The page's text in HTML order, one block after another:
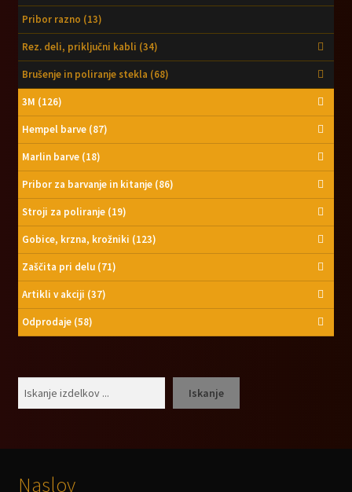
Pribor razno (13)
Rez. deli, priključni kabli (34)
Brušenje in poliranje stekla (68)
3M (126)
Hempel barve (87)
Marlin barve (18)
Pribor za barvanje in kitanje (86)
Stroji za poliranje (19)
Gobice, krzna, krožniki (123)
Zaščita pri delu (71)
Artikli v akciji (37)
Odprodaje (58)
Iskanje
Naslov